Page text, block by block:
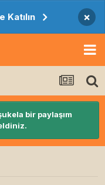
×
bir paylaşım